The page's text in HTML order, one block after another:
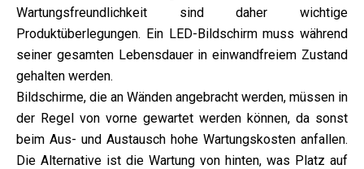
Wartungsfreundlichkeit sind daher wichtige
Produktüberlegungen. Ein LED-Bildschirm muss während
seiner gesamten Lebensdauer in einwandfreiem Zustand
gehalten werden.
Bildschirme, die an Wänden angebracht werden, müssen in
der Regel von vorne gewartet werden können, da sonst
beim Aus- und Austausch hohe Wartungskosten anfallen.
Die Alternative ist die Wartung von hinten, was Platz auf